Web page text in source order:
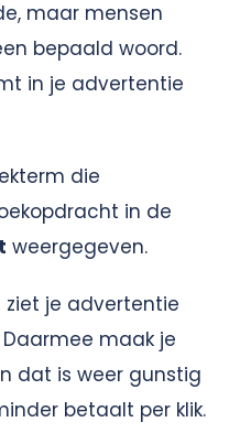
maar mensen
bepaald woord.
in je advertentie
die
in de
weergegeven.
ziet je advertentie
maak je
dat is weer gunstig
betaalt per klik.